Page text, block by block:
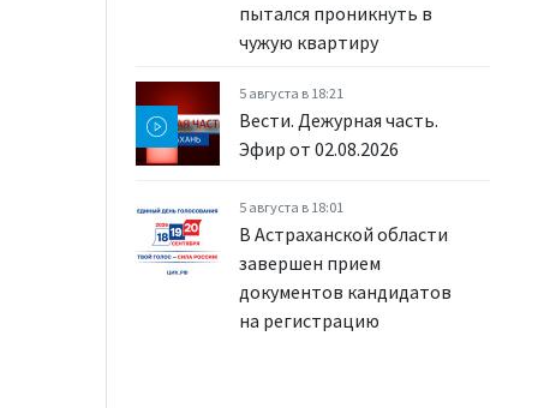
пытался проникнуть в
чужую квартиру
5 августа в 18:21
Вести. Дежурная часть.
Эфир от 02.08.2026
5 августа в 18:01
В Астраханской области
завершен прием
документов кандидатов
на регистрацию